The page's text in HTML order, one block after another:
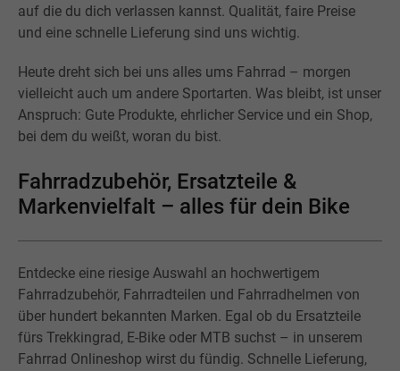
auf die du dich verlassen kannst. Qualität, faire Preise
und eine schnelle Lieferung sind uns wichtig.
Heute dreht sich bei uns alles ums Fahrrad – morgen
vielleicht auch um andere Sportarten. Was bleibt, ist unser
Anspruch: Gute Produkte, ehrlicher Service und ein Shop,
bei dem du weißt, woran du bist.
Fahrradzubehör, Ersatzteile &
Markenvielfalt – alles für dein Bike
Entdecke eine riesige Auswahl an hochwertigem
Fahrradzubehör, Fahrradteilen und Fahrradhelmen von
über hundert bekannten Marken. Egal ob du Ersatzteile
fürs Trekkingrad, E-Bike oder MTB suchst – in unserem
Fahrrad Onlineshop wirst du fündig. Schnelle Lieferung,